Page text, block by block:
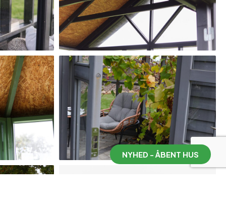
NYHED - ÅBENT HUS